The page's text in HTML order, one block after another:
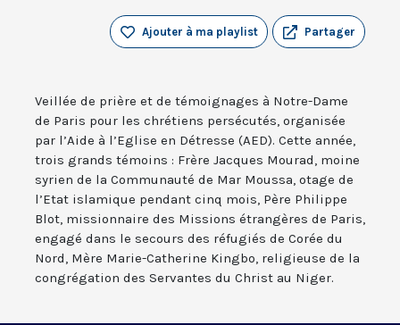
Partager
Ajouter à ma playlist
Veillée de prière et de témoignages à Notre-Dame
de Paris pour les chrétiens persécutés, organisée
par l’Aide à l’Eglise en Détresse (AED). Cette année,
trois grands témoins : Frère Jacques Mourad, moine
syrien de la Communauté de Mar Moussa, otage de
l’Etat islamique pendant cinq mois, Père Philippe
Blot, missionnaire des Missions étrangères de Paris,
engagé dans le secours des réfugiés de Corée du
Nord, Mère Marie-Catherine Kingbo, religieuse de la
congrégation des Servantes du Christ au Niger.